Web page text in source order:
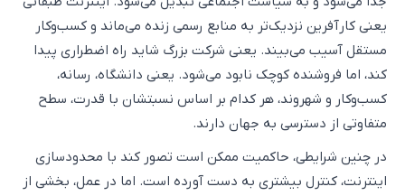
یعنی کارآفرین نزدیک‌تر به منابع رسمی زنده می‌ماند و کسب‌وکار
مستقل آسیب می‌بیند. یعنی شرکت بزرگ شاید راه اضطراری پیدا
کند، اما فروشنده کوچک نابود می‌شود. یعنی دانشگاه، رسانه،
کسب‌وکار و شهروند، هر کدام بر اساس نسبتشان با قدرت، سطح
متفاوتی از دسترسی به جهان دارند.
در چنین شرایطی، حاکمیت ممکن است تصور کند با محدودسازی
اینترنت، کنترل بیشتری به دست آورده است. اما در عمل، بخشی از